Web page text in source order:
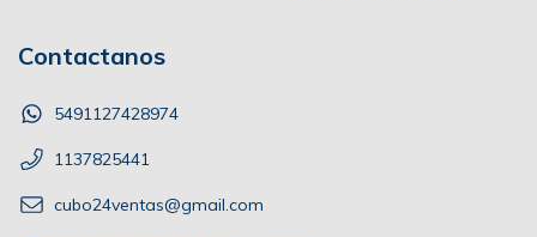
Contactanos
5491127428974
1137825441
cubo24ventas@gmail.com